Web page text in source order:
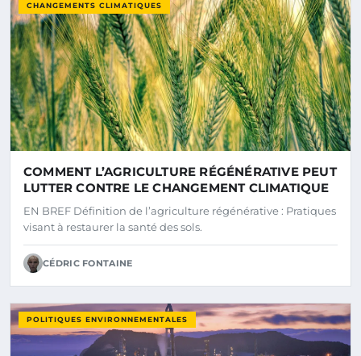
CHANGEMENTS CLIMATIQUES
COMMENT L’AGRICULTURE RÉGÉNÉRATIVE PEUT
LUTTER CONTRE LE CHANGEMENT CLIMATIQUE
EN BREF Définition de l’agriculture régénérative : Pratiques
visant à restaurer la santé des sols.
CÉDRIC FONTAINE
POLITIQUES ENVIRONNEMENTALES